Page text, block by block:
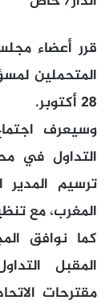
قرر أعضاء
المتحملين
28 أكتوبر.
وسيعرف
التداول في
ترسيم المدير
المغرب، مع
كما نوافق
المقبل
مقترحات